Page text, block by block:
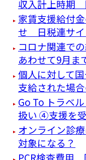
収入計上時期
家賃支援給付
せ 日税連サイ
コロナ関連で
あわせて9月ま
個人に対して
支給された場
Go To トラベ
扱い ④支援を
オンライン診
対象になる？
PCR検査費用